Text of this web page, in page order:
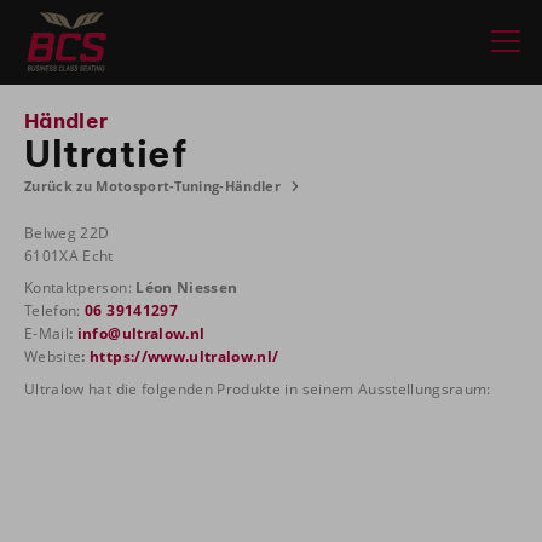
Händler
Ultratief
Zurück zu Motosport-Tuning-Händler
Belweg 22D
6101XA Echt
Kontaktperson: Léon Niessen
Telefon:06 39141297
E-Mail: info@ultralow.nl
Website: https://www.ultralow.nl/
Ultralow hat die folgenden Produkte in seinem Ausstellungsraum: